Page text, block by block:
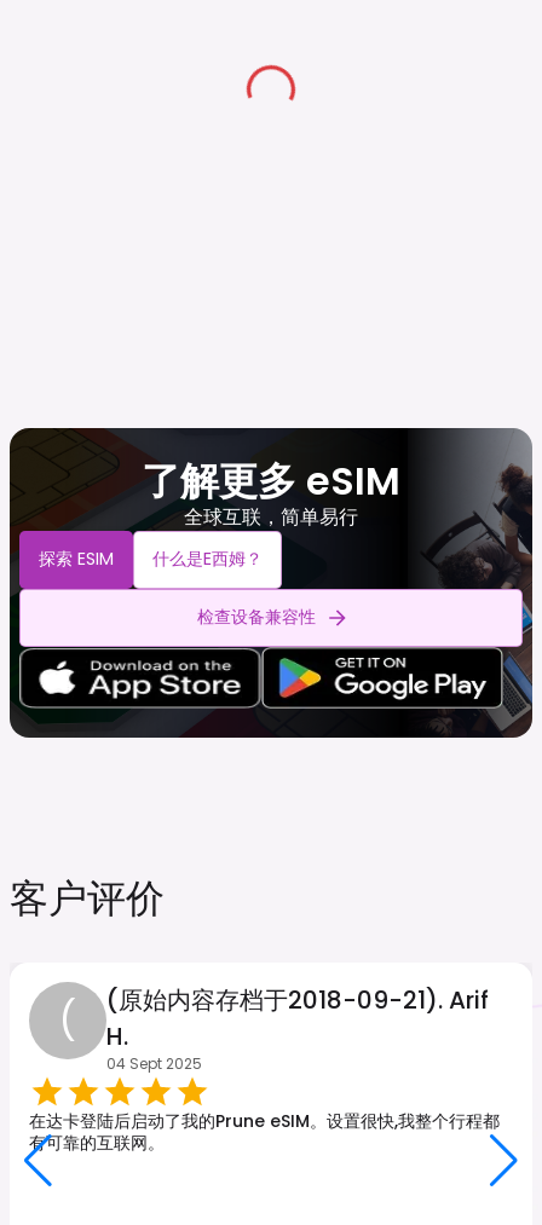
了解更多 eSIM
全球互联，简单易行
探索 ESIM 什么是e西姆？
检查设备兼容性
客户评价
(
(原始内容存档于2018-09-21). Arif
H.
04 Sept 2025
在达卡登陆后启动了我的Prune eSIM。设置很快,我整个行程都
有可靠的互联网。